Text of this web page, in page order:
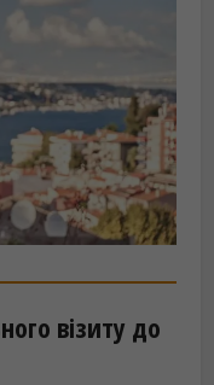
візиту до